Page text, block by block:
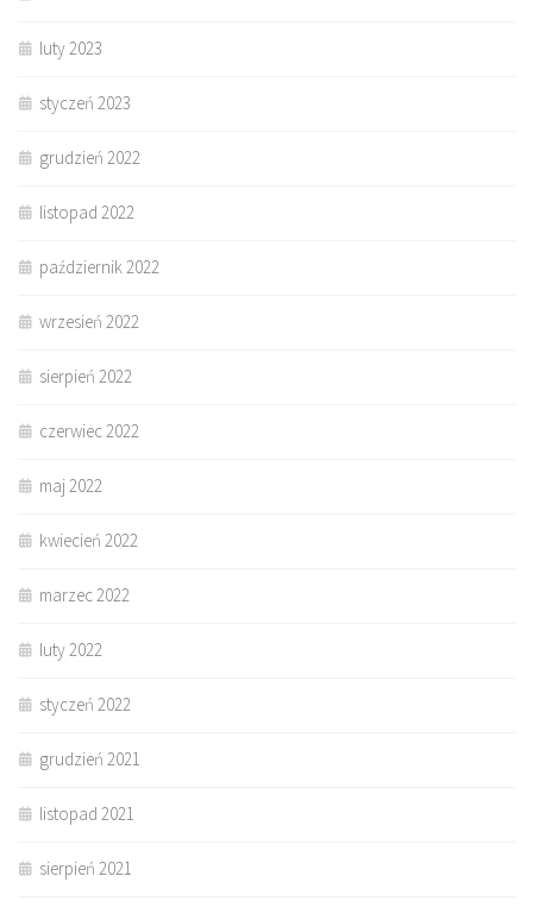
luty 2023
styczeń 2023
grudzień 2022
listopad 2022
październik 2022
wrzesień 2022
sierpień 2022
czerwiec 2022
maj 2022
kwiecień 2022
marzec 2022
luty 2022
styczeń 2022
grudzień 2021
listopad 2021
sierpień 2021